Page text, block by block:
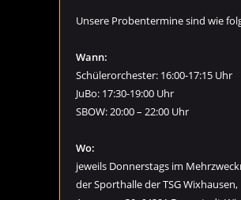
Unsere Probentermine sind wie
Wann:
Schülerorchester: 16:00-17:15 Uhr
JuBo: 17:30-19:00 Uhr
SBOW: 20:00 – 22:00 Uhr
Wo:
jeweils Donnerstags im
der Sporthalle der TSG Wixhausen,